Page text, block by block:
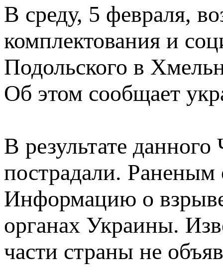
В среду, 5 февраля,
комплектования и
Подольского в
Об этом сообщает
В результате
пострадали.
Информацию о
органах Украины.
части страны не